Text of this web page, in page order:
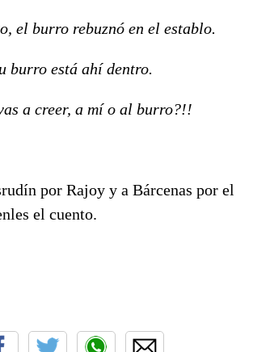
el burro rebuznó en el establo.
burro está ahí dentro.
a creer, a mí o al burro?!!
por Rajoy y a Bárcenas por el
el cuento.